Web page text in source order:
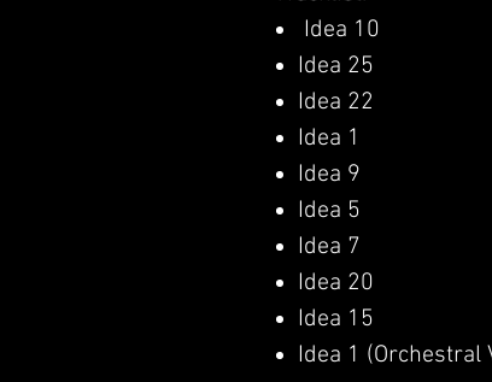
Idea 10
Idea 25
Idea 22
Idea 1
Idea 9
Idea 5
Idea 7
Idea 20
Idea 15
Idea 1 (Orchestral